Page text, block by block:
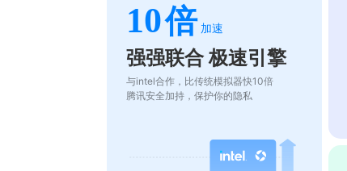
10倍 加速
强强联合 极速引擎
与intel合作，比传统模拟器快10倍
腾讯安全加持，保护你的隐私